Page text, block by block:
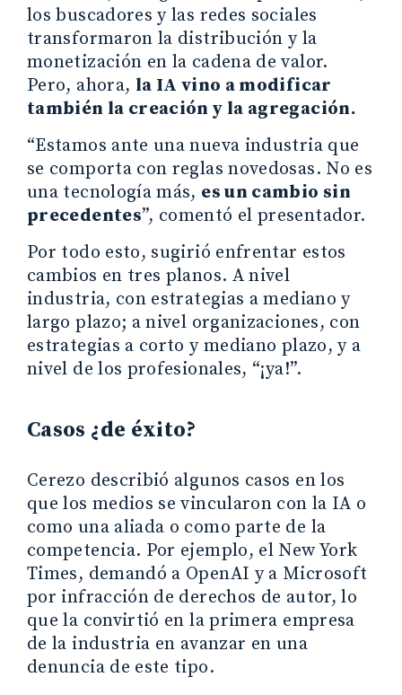
los buscadores y las redes sociales
transformaron la distribución y la
monetización en la cadena de valor.
Pero, ahora, la IA vino a modificar
también la creación y la agregación.
“Estamos ante una nueva industria que
se comporta con reglas novedosas. No es
una tecnología más, es un cambio sin
precedentes”, comentó el presentador.
Por todo esto, sugirió enfrentar estos
cambios en tres planos. A nivel
industria, con estrategias a mediano y
largo plazo; a nivel organizaciones, con
estrategias a corto y mediano plazo, y a
nivel de los profesionales, “¡ya!”.
Casos ¿de éxito?
Cerezo describió algunos casos en los
que los medios se vincularon con la IA o
como una aliada o como parte de la
competencia. Por ejemplo, el New York
Times, demandó a OpenAI y a Microsoft
por infracción de derechos de autor, lo
que la convirtió en la primera empresa
de la industria en avanzar en una
denuncia de este tipo.